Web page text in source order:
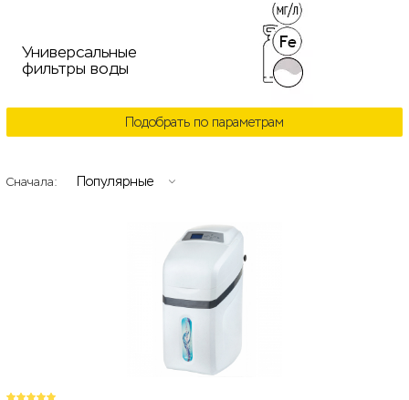
Универсальные
фильтры воды
Подобрать по параметрам
Сначала: Популярные